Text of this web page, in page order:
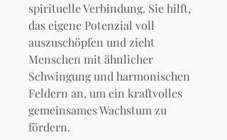
spirituelle Verbindung. Sie hilft,
das eigene Potenzial voll
auszuschöpfen und zieht
Menschen mit ähnlicher
Schwingung und harmonischen
Feldern an, um ein kraftvolles
gemeinsames Wachstum zu
fördern.